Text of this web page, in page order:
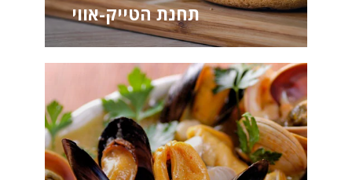
תחנת הטייק-אווי